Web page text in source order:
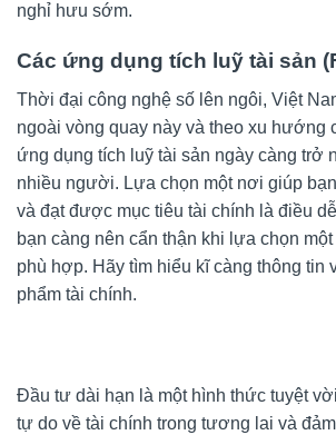
nghỉ hưu sớm.
Các ứng dụng tích luỹ tài sản
Thời đại công nghệ số lên ngôi, Việt
ngoài vòng quay này và theo xu hướng
ứng dụng tích luỹ tài sản ngày càng trở
nhiều người. Lựa chọn một nơi giúp
và đạt được mục tiêu tài chính là điều
bạn càng nên cẩn thận khi lựa chọn
phù hợp. Hãy tìm hiểu kĩ càng thông tin
phẩm tài chính.
Đầu tư dài hạn là một hình thức tuyệt
tự do về tài chính trong tương lai và